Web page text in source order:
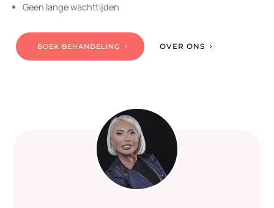
Geen lange wachttijden
BOEK BEHANDELING OVER ONS